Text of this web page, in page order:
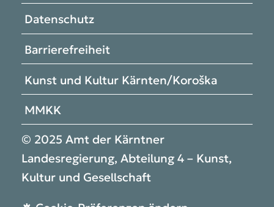
© 2025 Amt der Kärntner
Landesregierung, Abteilung 4 – Kunst,
Kultur und Gesellschaft
Datenschutz
Barrierefreiheit
Kunst und Kultur Kärnten/Koroška
MMKK